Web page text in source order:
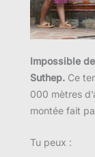
Impossible
Suthep. Ce
000 mètres
montée fait
Tu peux :